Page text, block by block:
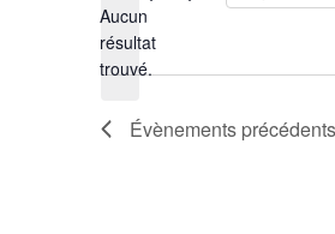
Notice
Aucun
résultat
trouvé.
Évènements précédents